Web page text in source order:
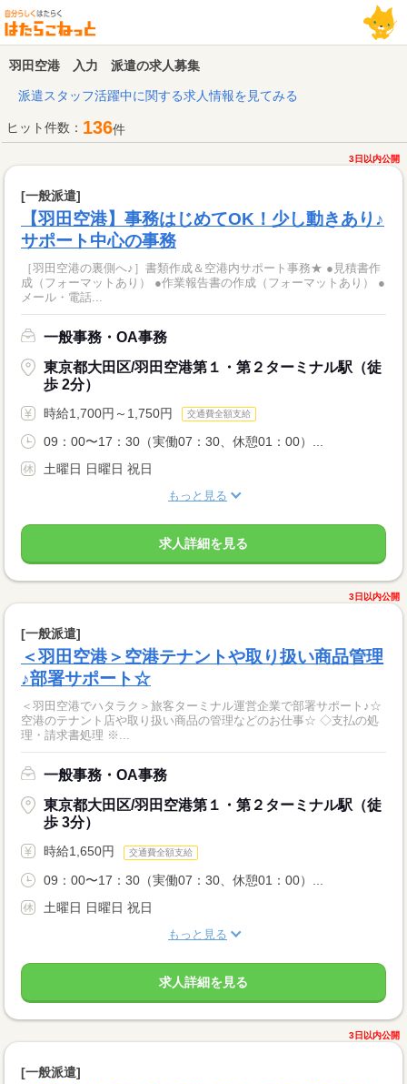
羽田空港 入力 派遣の求人募集
派遣スタッフ活躍中に関する求人情報を見てみる
ヒット件数： 136件
3日以内公開
[一般派遣]
【羽田空港】事務はじめてOK！少し動きあり♪
サポート中心の事務
［羽田空港の裏側へ♪］書類作成＆空港内サポート事務★ ●見積書作
成（フォーマットあり） ●作業報告書の作成（フォーマットあり） ●
メール・電話...
一般事務・OA事務
東京都大田区/羽田空港第１・第２ターミナル駅（徒
歩 2分）
時給1,700円～1,750円 交通費全額支給
09：00〜17：30（実働07：30、休憩01：00）...
土曜日 日曜日 祝日
もっと見る
求人詳細を見る
3日以内公開
[一般派遣]
＜羽田空港＞空港テナントや取り扱い商品管理
♪部署サポート☆
＜羽田空港でハタラク＞旅客ターミナル運営企業で部署サポート♪☆
空港のテナント店や取り扱い商品の管理などのお仕事☆ ◇支払の処
理・請求書処理 ※...
一般事務・OA事務
東京都大田区/羽田空港第１・第２ターミナル駅（徒
歩 3分）
時給1,650円 交通費全額支給
09：00〜17：30（実働07：30、休憩01：00）...
土曜日 日曜日 祝日
もっと見る
求人詳細を見る
3日以内公開
[一般派遣]